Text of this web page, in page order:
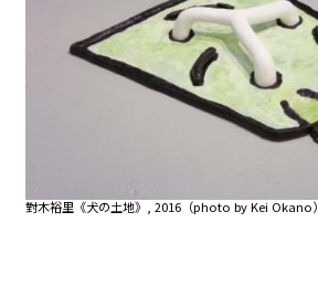
對木裕里《犬の土地》, 2016（photo by Kei Okano）